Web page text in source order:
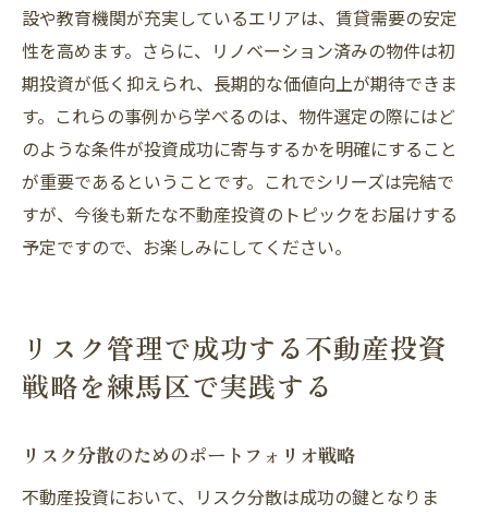
設や教育機関が充実しているエリアは、賃貸需要の安定
性を高めます。さらに、リノベーション済みの物件は初
期投資が低く抑えられ、長期的な価値向上が期待できま
す。これらの事例から学べるのは、物件選定の際にはど
のような条件が投資成功に寄与するかを明確にすること
が重要であるということです。これでシリーズは完結で
すが、今後も新たな不動産投資のトピックをお届けする
予定ですので、お楽しみにしてください。
リスク管理で成功する不動産投資
戦略を練馬区で実践する
リスク分散のためのポートフォリオ戦略
不動産投資において、リスク分散は成功の鍵となりま